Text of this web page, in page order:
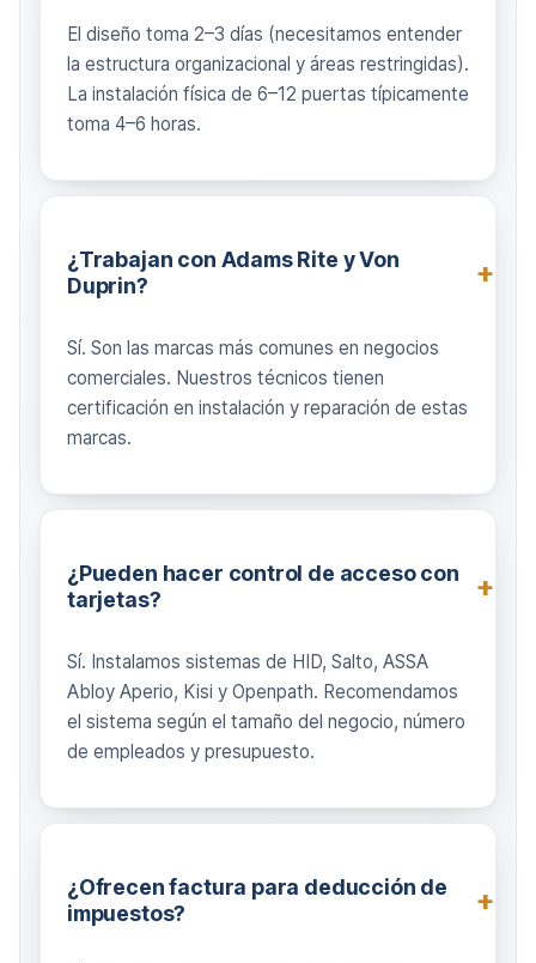
El diseño toma 2–3 días (necesitamos entender
la estructura organizacional y áreas restringidas).
La instalación física de 6–12 puertas típicamente
toma 4–6 horas.
¿Trabajan con Adams Rite y Von
Duprin?
Sí. Son las marcas más comunes en negocios
comerciales. Nuestros técnicos tienen
certificación en instalación y reparación de estas
marcas.
¿Pueden hacer control de acceso con
tarjetas?
Sí. Instalamos sistemas de HID, Salto, ASSA
Abloy Aperio, Kisi y Openpath. Recomendamos
el sistema según el tamaño del negocio, número
de empleados y presupuesto.
¿Ofrecen factura para deducción de
impuestos?